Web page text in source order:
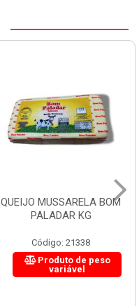
QUEIJO MUSSARELA BOM
PALADAR KG
Código: 21338
Produto de peso
variável